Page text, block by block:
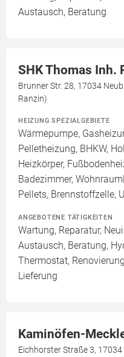
Austausch, Beratung
SHK Thomas Inh.
Brunner Str. 28, 17034
Ranzin)
HEIZUNG SPEZIALGEBIETE
Wärmepumpe,
Pelletheizung, BHKW,
Heizkörper,
Badezimmer,
Pellets, Brennstoffzelle,
ANGEBOTENE TÄTIGKEITEN
Wartung, Reparatur,
Austausch, Beratung,
Thermostat,
Lieferung
Kaminöfen-
Eichhorster Straße 3,